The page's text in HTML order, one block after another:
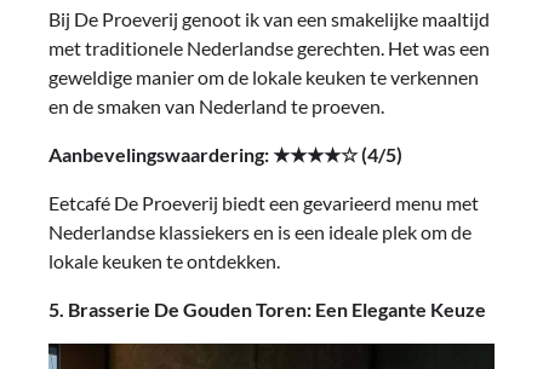
Bij De Proeverij genoot ik van een smakelijke maaltijd
met traditionele Nederlandse gerechten. Het was een
geweldige manier om de lokale keuken te verkennen
en de smaken van Nederland te proeven.
Aanbevelingswaardering: ★★★★☆ (4/5)
Eetcafé De Proeverij biedt een gevarieerd menu met
Nederlandse klassiekers en is een ideale plek om de
lokale keuken te ontdekken.
5. Brasserie De Gouden Toren: Een Elegante Keuze